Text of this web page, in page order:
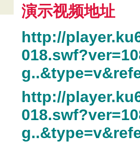
演示视频地址
http://
http://